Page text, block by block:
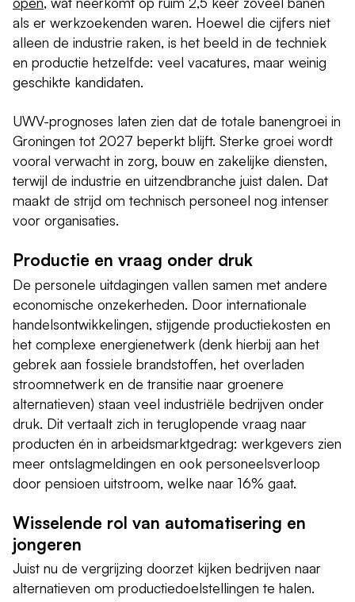
als er werkzoekenden waren. Hoewel die cijfers niet
alleen de industrie raken, is het beeld in de techniek
en productie hetzelfde: veel vacatures, maar weinig
geschikte kandidaten.
UWV-prognoses laten zien dat de totale banengroei in
Groningen tot 2027 beperkt blijft. Sterke groei wordt
vooral verwacht in zorg, bouw en zakelijke diensten,
terwijl de industrie en uitzendbranche juist dalen. Dat
maakt de strijd om technisch personeel nog intenser
voor organisaties.
Productie en vraag onder druk
De personele uitdagingen vallen samen met andere
economische onzekerheden. Door internationale
handelsontwikkelingen, stijgende productiekosten en
het complexe energienetwerk (denk hierbij aan het
gebrek aan fossiele brandstoffen, het overladen
stroomnetwerk en de transitie naar groenere
alternatieven) staan veel industriële bedrijven onder
druk. Dit vertaalt zich in teruglopende vraag naar
producten én in arbeidsmarktgedrag: werkgevers zien
meer ontslagmeldingen en ook personeelsverloop
door pensioen uitstroom, welke naar 16% gaat.
Wisselende rol van automatisering en
jongeren
Juist nu de vergrijzing doorzet kijken bedrijven naar
alternatieven om productiedoelstellingen te halen.